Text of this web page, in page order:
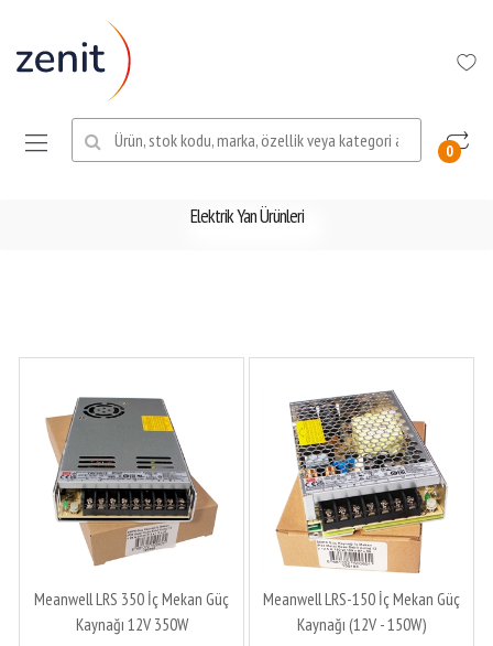
Ara:
0
Elektrik Yan Ürünleri
Meanwell LRS 350 İç Mekan Güç
Kaynağı 12V 350W
Meanwell LRS-150 İç Mekan Güç
Kaynağı (12V - 150W)